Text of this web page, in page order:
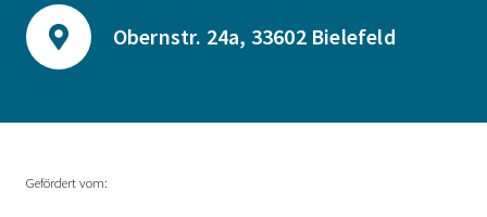
Obernstr. 24a, 33602 Bielefeld
Gefördert vom: